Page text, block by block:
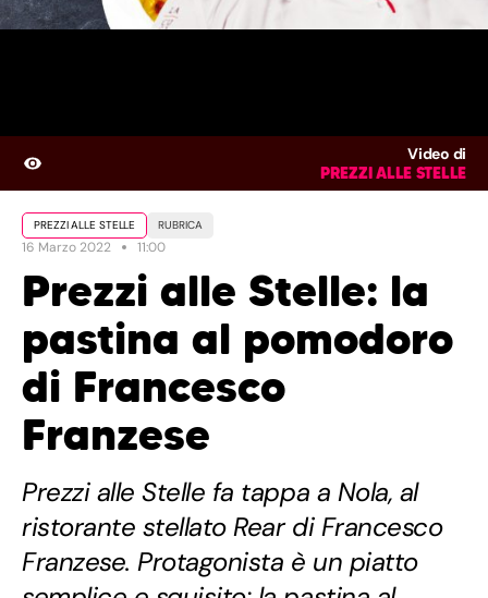
Video di
PREZZI ALLE STELLE
PREZZI ALLE STELLE RUBRICA
16 Marzo 2022 11:00
Prezzi alle Stelle: la
pastina al pomodoro
di Francesco
Franzese
Prezzi alle Stelle fa tappa a Nola, al
ristorante stellato Rear di Francesco
Franzese. Protagonista è un piatto